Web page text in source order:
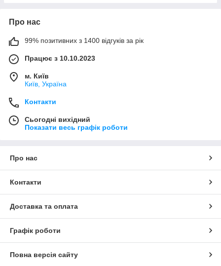
Про нас
99% позитивних з 1400 відгуків за рік
Працює з 10.10.2023
м. Київ
Київ, Україна
Контакти
Сьогодні вихідний
Показати весь графік роботи
Про нас
Контакти
Доставка та оплата
Графік роботи
Повна версія сайту